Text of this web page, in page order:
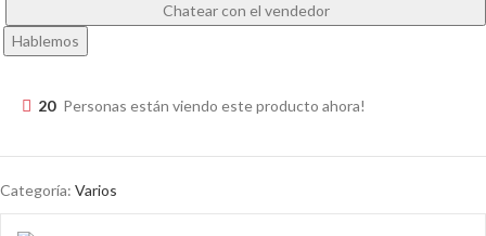
Chatear con el vendedor
Hablemos
20 Personas están viendo este producto ahora!
Categoría: Varios